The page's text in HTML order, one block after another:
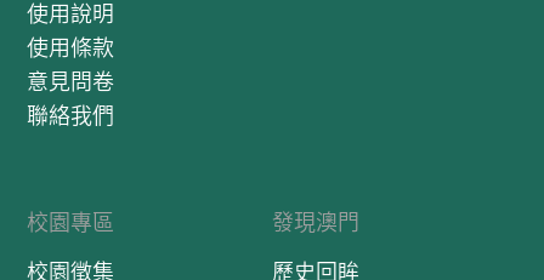
使用說明
使用條款
意見問卷
聯絡我們
校園專區
校園徵集
發現澳門
歷史回眸